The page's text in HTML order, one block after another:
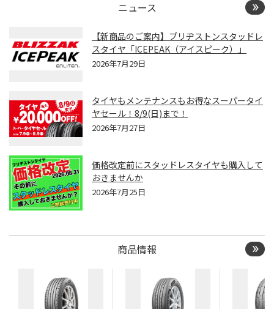
ニュース
【新商品のご案内】ブリヂストンスタッドレ
スタイヤ「ICEPEAK（アイスピーク）」
2026年7月29日
タイヤもメンテナンスもお得なスーパータイ
ヤセール！8/9(日)まで！
2026年7月27日
価格改定前にスタッドレスタイヤも購入して
おきませんか
2026年7月25日
商品情報